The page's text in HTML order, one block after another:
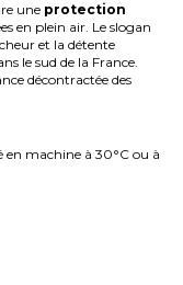
une protection
en plein air. Le slogan
et la détente
le sud de la France.
décontractée des
en machine à 30°C ou à